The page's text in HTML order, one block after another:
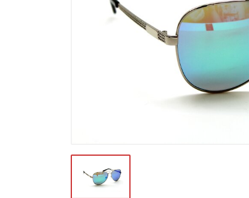
Известные бренды (212)
Футляры и мешки (1412)
Красота и здоровье (353)
Атрибуты для оптики (59)